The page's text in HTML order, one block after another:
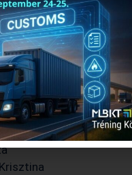
Készletezési